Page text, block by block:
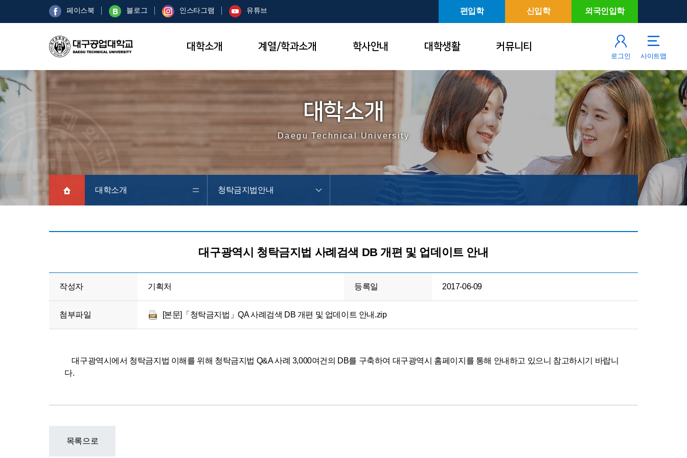
페이스북 블로그 인스타그램 유튜브 편입학 신입학 외국인입학
대학소개 계열/학과소개 학사안내 대학생활 커뮤니티
로그인 사이트맵
대학소개
Daegu Technical University
대학소개 청탁금지법안내
대구광역시 청탁금지법 사례검색 DB 개편 및 업데이트 안내
작성자 기획처 등록일 2017-06-09
첨부파일 [본문]「청탁금지법」QA 사례검색 DB 개편 및 업데이트 안내.zip
대구광역시에서 청탁금지법 이해를 위해 청탁금지법 Q&A 사례 3,000여건의 DB를 구축하여 대구광역시 홈페이지를 통해 안내하고 있으니 참고하시기 바랍니
다.
목록으로